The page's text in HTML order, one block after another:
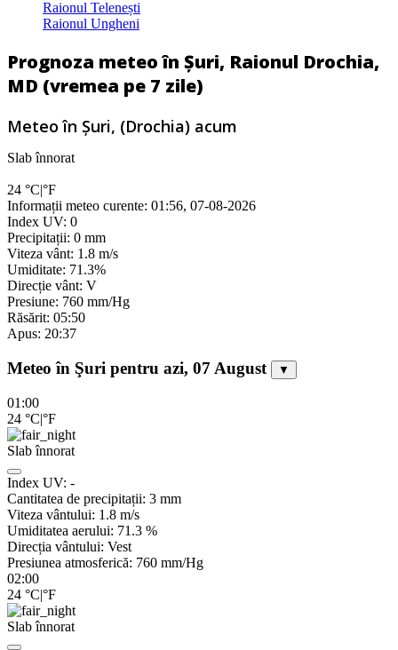
Raionul Telenești
Raionul Ungheni
Prognoza meteo în Șuri, Raionul Drochia,
MD (vremea pe 7 zile)
Meteo în Şuri, (Drochia) acum
Slab înnorat
24 °C|°F
Informații meteo curente: 01:56, 07-08-2026
Index UV: 0
Precipitații: 0 mm
Viteza vânt: 1.8 m/s
Umiditate: 71.3%
Direcție vânt: V
Presiune: 760 mm/Hg
Răsărit: 05:50
Apus: 20:37
Meteo în Şuri pentru azi, 07 August ▼
01:00
24 °C|°F
Slab înnorat
Index UV: -
Cantitatea de precipitații: 3 mm
Viteza vântului: 1.8 m/s
Umiditatea aerului: 71.3 %
Direcția vântului: Vest
Presiunea atmosferică: 760 mm/Hg
02:00
24 °C|°F
Slab înnorat